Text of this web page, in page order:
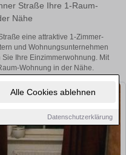
Alle Cookies ablehnen
Datenschutzerklärung
Straße Ihre 1-Raum-
Nähe
eine attraktive 1-Zimmer-
und Wohnungsunternehmen
Ihre Einzimmerwohnung. Mit
Wohnung in der Nähe.